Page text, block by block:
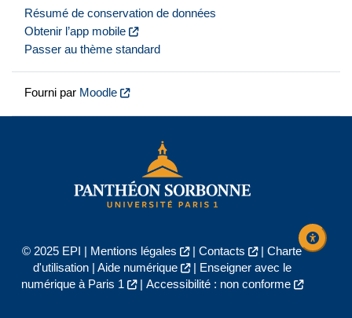
Résumé de conservation de données
Obtenir l’app mobile
Passer au thème standard
Fourni par Moodle
© 2025 EPI | Mentions légales | Contacts | Charte
d'utilisation| Aide numérique |
Enseigner avec le
numérique à Paris 1
| Accessibilité : non conforme